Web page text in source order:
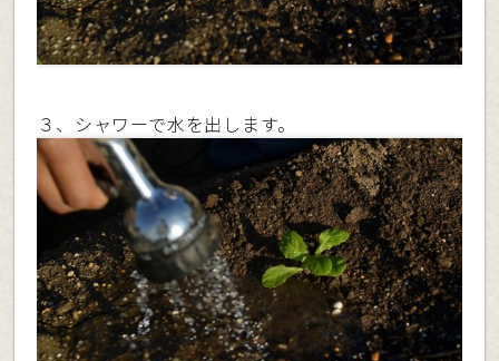
３、シャワーで水を出します。